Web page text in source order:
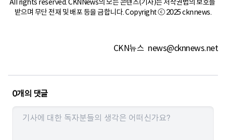
All rights reserved. CKNNews의 모든 콘텐츠(기사)는 저작권법의 보호를
받으며 무단 전재 및 배포 등을 금합니다. Copyright ⓒ 2025 cknnews.
CKN뉴스 news@cknnews.net
0개의 댓글